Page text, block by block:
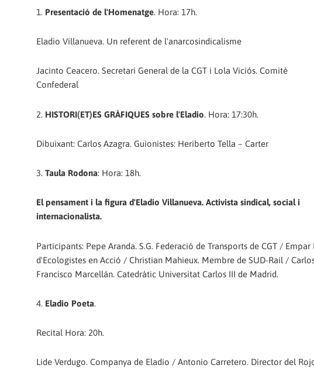
1. Presentació de l'Homenatge. Hora: 17h.
Eladio Villanueva. Un referent de l'anarcosindicalisme
Jacinto Ceacero. Secretari General de la CGT i Lola Viciós. Comitè
Confederal
2. HISTORI(ET)ES GRÀFIQUES sobre l'Eladio. Hora: 17:30h.
Dibuixant: Carlos Azagra. Guionistes: Heriberto Tella – Carter
3. Taula Rodona: Hora: 18h.
El pensament i la figura d'Eladio Villanueva. Activista sindical, social i
internacionalista.
Participants: Pepe Aranda. S.G. Federació de Transports de CGT /
d'Ecologistes en Acció / Christian Mahieux. Membre de SUD-Rail /
Francisco Marcellán. Catedràtic Universitat Carlos III de Madrid.
4. Eladio Poeta.
Recital Hora: 20h.
Lide Verdugo. Companya de Eladio / Antonio Carretero. Director del